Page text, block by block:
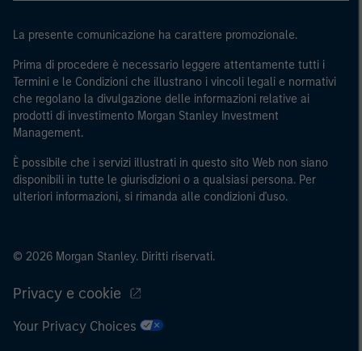
La presente comunicazione ha carattere promozionale.
Prima di procedere è necessario leggere attentamente tutti i
Termini e le Condizioni che illustrano i vincoli legali e normativi
che regolano la divulgazione delle informazioni relative ai
prodotti di investimento Morgan Stanley Investment
Management.
È possibile che i servizi illustrati in questo sito Web non siano
disponibili in tutte le giurisdizioni o a qualsiasi persona. Per
ulteriori informazioni, si rimanda alle condizioni d'uso.
© 2026 Morgan Stanley. Diritti riservati.
Privacy e cookie
Your Privacy Choices